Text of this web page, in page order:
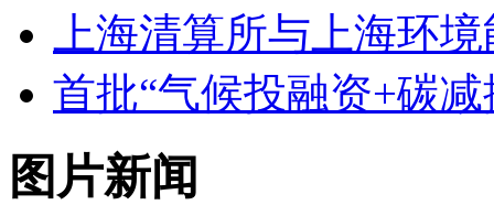
上海清算所与上海环
首批“气候投融资+碳
图片新闻